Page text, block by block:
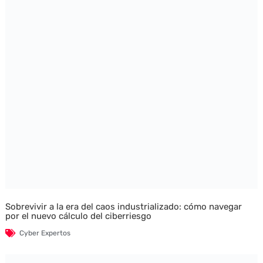
Sobrevivir a la era del caos industrializado: cómo navegar
por el nuevo cálculo del ciberriesgo
Cyber Expertos